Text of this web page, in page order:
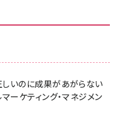
06/24号 No.2500増刊
ン[王道エンタメの矜持／
07/08号 No.2502[2026
ー保証5年 KLMEA128G
ム iPhone 17 用 保護フィ
Phone17 (6.3インチ) 対応
ー保証5年 KLMEA128G
ド - Amazonロゴ - クラ
Flow USB-C & USB-C
いのに成果があがらない
ーケティング・マネジメン